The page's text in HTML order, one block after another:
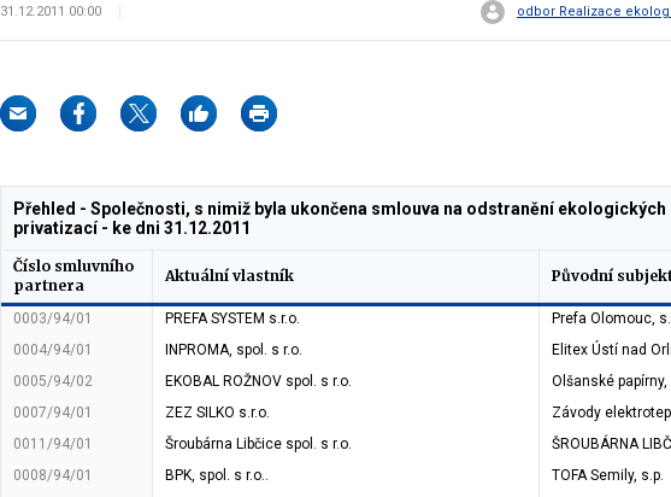
31.12.2011 00:00 odbor Realizace
Přehled - Společnosti, s nimiž byla ukončena smlouva na odstranění ekologických
privatizací - ke dni 31.12.2011
Číslo smluvního
partnera
Aktuální vlastník Původní
0003/94/01 PREFA SYSTEM s.r.o. Prefa Olomouc,
0004/94/01
INPROMA, spol. s r.o. Elitex Ústí nad
0005/94/02
EKOBAL ROŽNOV spol. s r.o. Olšanské papírny,
0007/94/01
ZEZ SILKO s.r.o. Závody
0011/94/01
Šroubárna Libčice spol. s r.o. ŠROUBÁRNA
0008/94/01
BPK, spol. s r.o.. TOFA Semily, s.p.